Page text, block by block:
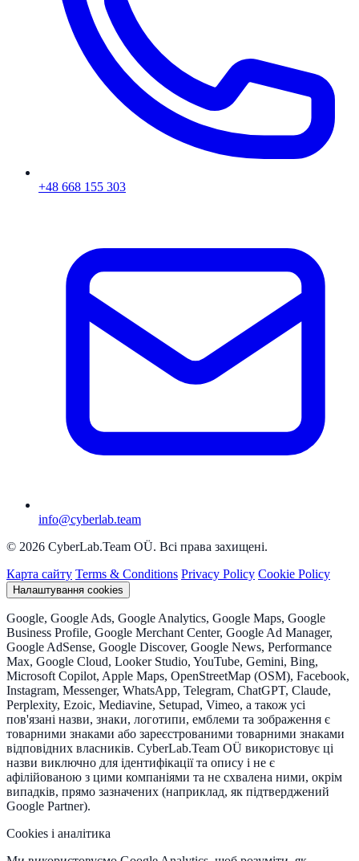
+48 668 155 303
info@cyberlab.team
© 2026 CyberLab.Team OÜ. Всі права захищені.
Карта сайту Terms & Conditions Privacy Policy Cookie Policy
Налаштування cookies
Google, Google Ads, Google Analytics, Google Maps, Google
Business Profile, Google Merchant Center, Google Ad Manager,
Google AdSense, Google Discover, Google News, Performance
Max, Google Cloud, Looker Studio, YouTube, Gemini, Bing,
Microsoft Copilot, Apple Maps, OpenStreetMap (OSM), Facebook,
Instagram, Messenger, WhatsApp, Telegram, ChatGPT, Claude,
Perplexity, Ezoic, Mediavine, Setupad, Vimeo, а також усі
пов'язані назви, знаки, логотипи, емблеми та зображення є
товарними знаками або зареєстрованими товарними знаками
відповідних власників. CyberLab.Team OÜ використовує ці
назви виключно для ідентифікації та опису і не є
афілійованою з цими компаніями та не схвалена ними, окрім
випадків, прямо зазначених (наприклад, як підтверджений
Google Partner).
Cookies і аналітика